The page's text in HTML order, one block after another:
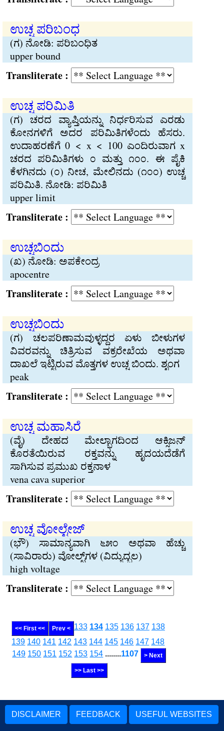
ಉಚ್ಚ ಪರಿಬಂಧ
(ಗ) ನೋಡಿ: ಪರಿಬಂಧಿತ
upper bound
:
ಉಚ್ಚ ಪರಿಮಿತಿ
(ಗ) ಚರದ ವ್ಯಾಪ್ತಿಯನ್ನು ನಿರ್ಧರಿಸುವ ಎರಡು
ಕೋನಗಳಿಗೆ ಅದರ ಪರಿಮಿತಿಗಳೆಂದು ಹೆಸರು.
ಉದಾಹರಣೆಗೆ 0 < x < 100 ಎಂದಿರುವಾಗ x
ಚರದ ಪರಿಮಿತಿಗಳು ೦ ಮತ್ತು ೧೦೦. ಈ ಪೈಕಿ
ಕೆಳಗಿನದು (೦) ನೀಚ, ಮೇಲಿನದು (೧೦೦) ಉಚ್ಚ
ಪರಿಮಿತಿ. ನೋಡಿ: ಪರಿಮಿತಿ
upper limit
:
ಉಚ್ಚಬಿಂದು
(ಖ) ನೋಡಿ: ಅಪಕೇಂದ್ರ
apocentre
:
ಉಚ್ಚಬಿಂದು
(ಗ) ಚಲಪರಿಣಾಮವುಳ್ಳದ್ದರ ಏಳು ಬೀಳುಗಳ
ವಿವರವನ್ನು ಚಿತ್ರಿಸುವ ವಕ್ರರೇಖೆಯ ಅಥವಾ
ದಾಖಲೆ ಇಟ್ಟಿರುವ ಮೊತ್ತಗಳ ಉಚ್ಚ ಬಿಂದು. ಶೃಂಗ
peak
:
ಉಚ್ಚ ಮಹಾಸಿರೆ
(ವೈ) ದೇಹದ ಮೇಲ್ಭಾಗದಿಂದ ಆಕ್ಸಿಜನ್
ಕೊರತೆಯಿರುವ ರಕ್ತವನ್ನು ಹೃದಯದೆಡೆಗೆ
ಸಾಗಿಸುವ ಪ್ರಮುಖ ರಕ್ತನಾಳ
vena cava superior
:
ಉಚ್ಚ ವೋಲ್ಟೇಜ್
(ಭೌ) ಸಾಮಾನ್ಯವಾಗಿ ೬೫೦ ಅಥವಾ ಹೆಚ್ಚು
(ಸಾವಿರಾರು) ವೋಲ್ಟ್‌ಗಳ (ವಿದ್ಯುದ್ಬಲ)
high voltage
:
<< First << Prev < 133 134 135 136 137 138
139 140 141 142 143 144 145 146 147 148
149 150 151 152 153 154 ........1107 > Next
>> Last >>
DISCLAIMER FEEDBACK USEFUL WEBSITES